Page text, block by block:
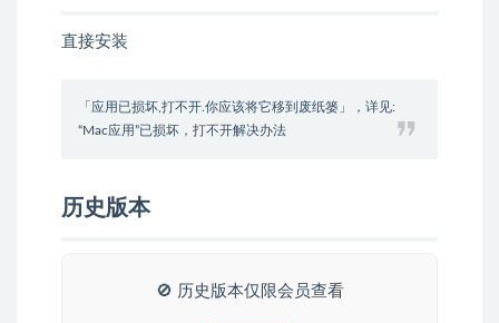
直接安装
「应用已损坏,打不开.你应该将它移到废纸篓」，详见:
“Mac应用”已损坏，打不开解决办法
历史版本
🚫 历史版本仅限会员查看